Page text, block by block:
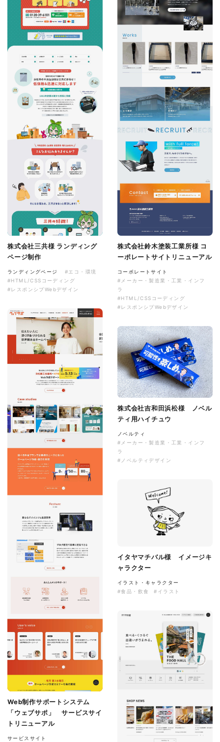
株式会社三共様 ランディング
ページ制作
ランディングページ
#エコ・環境
#HTML/CSSコーディング
#レスポンシブWebデザイン
株式会社鈴木塗装工業所様 コ
ーポレートサイトリニューアル
コーポレートサイト
#メーカー・製造業・工業・インフ
ラ
#HTML/CSSコーディング
#レスポンシブWebデザイン
Web制作サポートシステム
「ウェブサポ」 サービスサイ
トリニューアル
サービスサイト
株式会社吉和田浜松様 ノベル
ティ用ハイチュウ
ノベルティ
#メーカー・製造業・工業・インフ
ラ
#ノベルティデザイン
イタヤマチバル様 イメージキ
ャラクター
イラスト・キャラクター
#食品・飲食
#イラスト